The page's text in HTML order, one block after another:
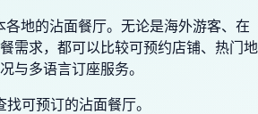
地的沾面餐厅。无论是海外游客、在
需求，都可以比较可预约店铺、热门地
与多语言订座服务。
可预订的沾面餐厅。